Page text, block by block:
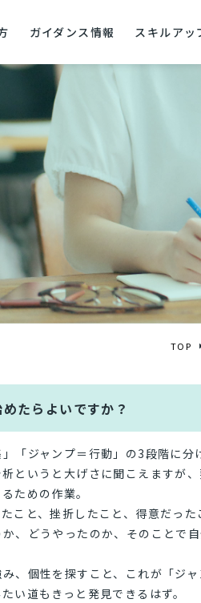
ガイダンス情報 スキルアッ
TOP
たらよいですか？
「ジャンプ＝行動」の3段階に分
というと大げさに聞こえますが
ための作業。
こと、挫折したこと、得意だった
、どうやったのか、そのことで
、個性を探すこと、これが「ジ
い道もきっと発見できるはず。